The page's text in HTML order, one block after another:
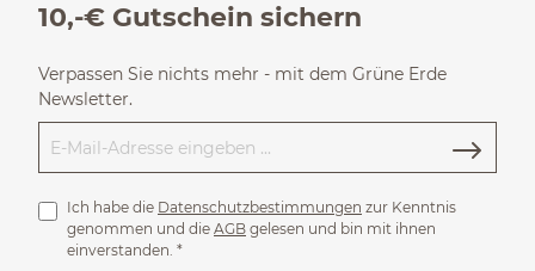
10,-€ Gutschein sichern
Verpassen Sie nichts mehr - mit dem Grüne Erde
Newsletter.
Ich habe die Datenschutzbestimmungen zur Kenntnis
genommen und die AGB gelesen und bin mit ihnen
einverstanden. *